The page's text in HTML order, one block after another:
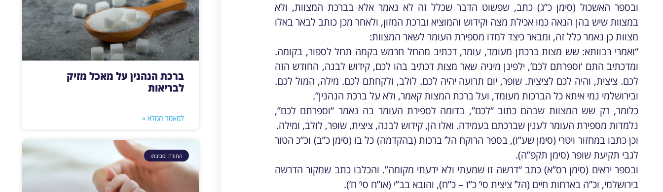
ובספר האשכול (סימן כ”ג) כתב, שפשוט הדבר שכלל זה לא נאמר אלא בברכת המצוות, ולא
במצוות שיש בהן הנאה כמו אכילת מצה וקידוש והמוציא וברכת המזון, ולאחר מכן כותב לבאר באלו
מצוות כן נאמר כלל זה, ומבאר כיצד למדו מספירת העומר לשאר המצוות:
“ואמרי רבוותא: שש מצות ברכתן מעומד, עומר, דכתיב מהחל חרמש בקמה תחל לספור, בקומה.
ומדכתיב התם ‘וספרתם לכם’, ילפינן מיניה שאר מצות דכתיב בהו לכם, קידוש לבנה, החודש הזה
לכם. ציצית, והיה לכם לציצית. שופר, יום תרועה יהיה לכם. לולב, ולקחתם לכם. מילה, המול לכם.
ובירושלמי נמי איתא כל הברכות מעומד, ועל ברכת המצות קאמר, ולא על ברכת הנהנין”.
כלומר, רק שש המצוות שבהם כתוב “לכם”, בדומה לספירת העומר בה נאמר “וספרתם לכם”,
נלמדות מספירת העומר לענין שברכתם בעמידה. ואלו הן, קידוש לבנה, ציצית, שופר, לולב, ומילה.
וכן כתבו במחזור ויטרי (סימן שע”ו), בספר הרוקח הל’ ברכות (בהקדמה) כל בו (סימן כ”ב) וכ”כ הטור
לגבי תקיעת שופר (סימן תקפ”ה).
ובספר יראים (סימן רס”א) כתב “דרשה זו שמעתי ולא ידעתי מקומה”. והכלבו כתב שמקור הדרשה
בירושלמי, וכ”ה בארחות חיים (הל’ ציצית סי’ כ”ז – כ”ח), והובא בב”י (או”ח סי’ ח’).
ברכת הנהנין על מאכל מזיק
לבריאות
למאמר המלא »
החולה וסביבתו